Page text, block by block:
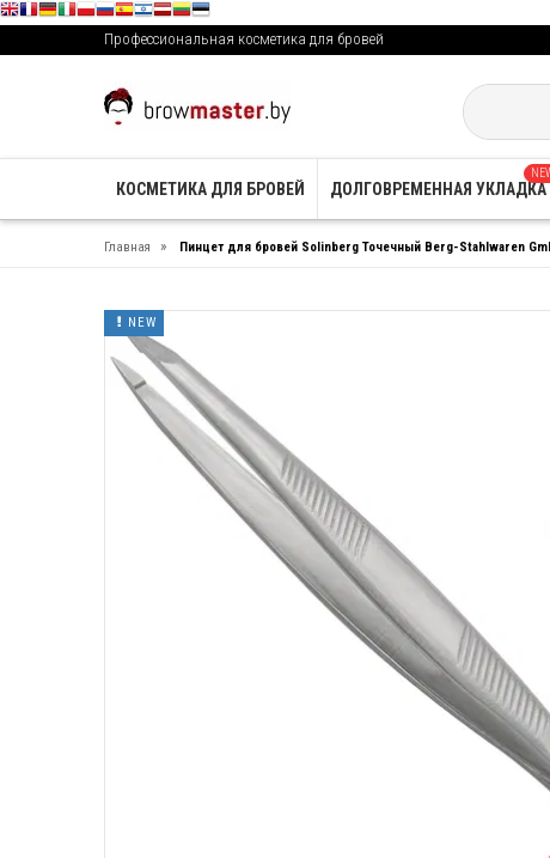
Профессиональная косметика для бровей
КОСМЕТИКА ДЛЯ БРОВЕЙ ДОЛГОВРЕМЕННАЯ УКЛАДКА
Главная » Пинцет для бровей Solinberg Точечный Berg-Stahlwaren
NEW